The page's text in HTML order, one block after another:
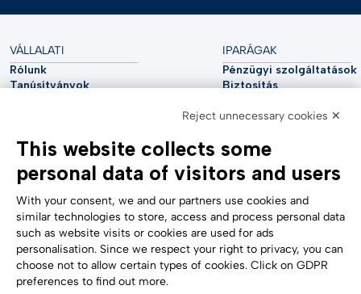
VÁLLALATI
Rólunk
Tanúsítványok
Impresszum
IPARÁGAK
Pénzügyi szolgáltatások
Biztosítás
Autóipar
Élettudományok
TÁMOGATÁS
Kapcsolatfelvétel
Bejelentés
Süti beállítások
Űrlapok
KÖVESS MINKET
Reject unnecessary cookies ✕
This website collects some
personal data of visitors and users
With your consent, we and our partners use cookies and
similar technologies to store, access and process personal data
such as website visits or cookies are used for ads
personalisation. Since we respect your right to privacy, you can
choose not to allow certain types of cookies. Click on GDPR
preferences to find out more.